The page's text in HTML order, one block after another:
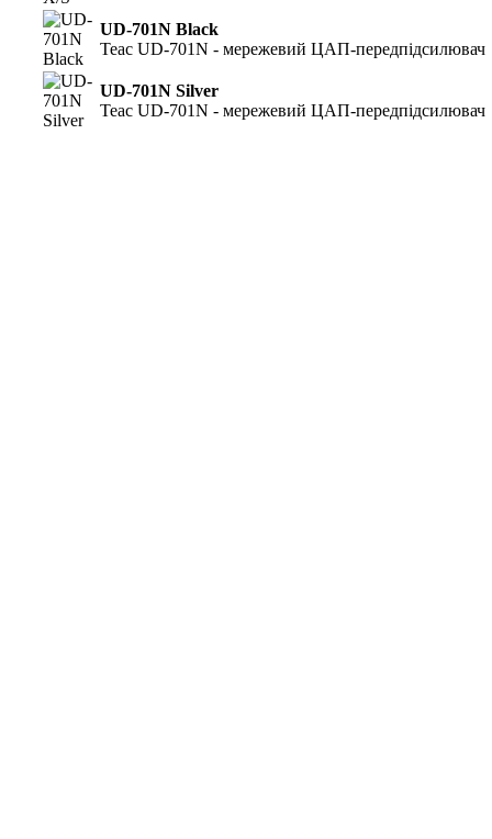
UD-701N Black
Teac UD-701N - мережевий ЦАП-передпідсилювач
UD-701N Silver
Teac UD-701N - мережевий ЦАП-передпідсилювач